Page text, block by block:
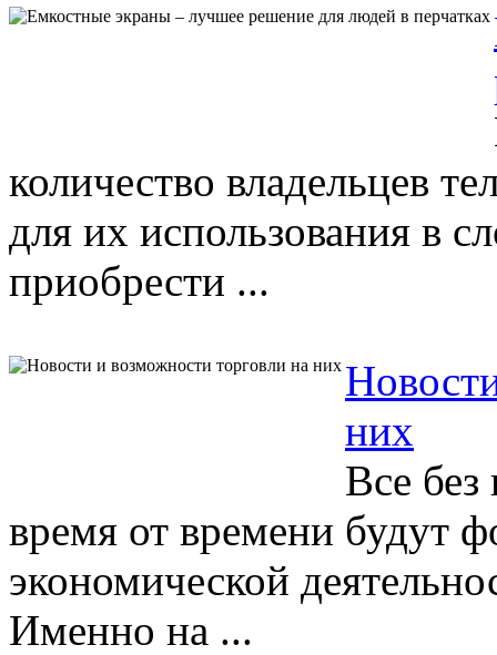
количество владельцев
для их использования в
приобрести ...
них
Все
время от времени будут
экономической
Именно на ...